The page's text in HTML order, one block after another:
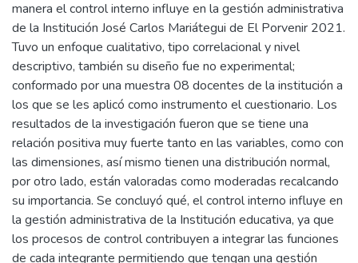
manera el control interno influye en la gestión administrativa
de la Institución José Carlos Mariátegui de El Porvenir 2021.
Tuvo un enfoque cualitativo, tipo correlacional y nivel
descriptivo, también su diseño fue no experimental;
conformado por una muestra 08 docentes de la institución a
los que se les aplicó como instrumento el cuestionario. Los
resultados de la investigación fueron que se tiene una
relación positiva muy fuerte tanto en las variables, como con
las dimensiones, así mismo tienen una distribución normal,
por otro lado, están valoradas como moderadas recalcando
su importancia. Se concluyó qué, el control interno influye en
la gestión administrativa de la Institución educativa, ya que
los procesos de control contribuyen a integrar las funciones
de cada integrante permitiendo que tengan una gestión